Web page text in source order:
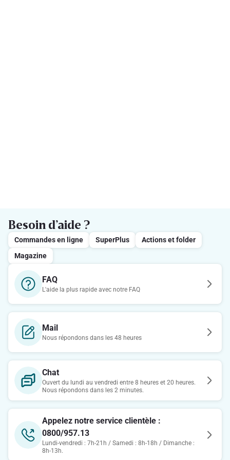
Besoin d’aide ?
Commandes en ligne SuperPlus
Actions et folder
Magazine
FAQ
L'aide la plus rapide avec notre FAQ
Mail
Nous répondons dans les 48 heures
Chat
Ouvert du lundi au vendredi entre 8 heures et 20 heures.
Nous répondons dans les 2 minutes.
Appelez notre service clientèle :
0800/957.13
Lundi-vendredi : 7h-21h / Samedi : 8h-18h / Dimanche :
8h-13h.